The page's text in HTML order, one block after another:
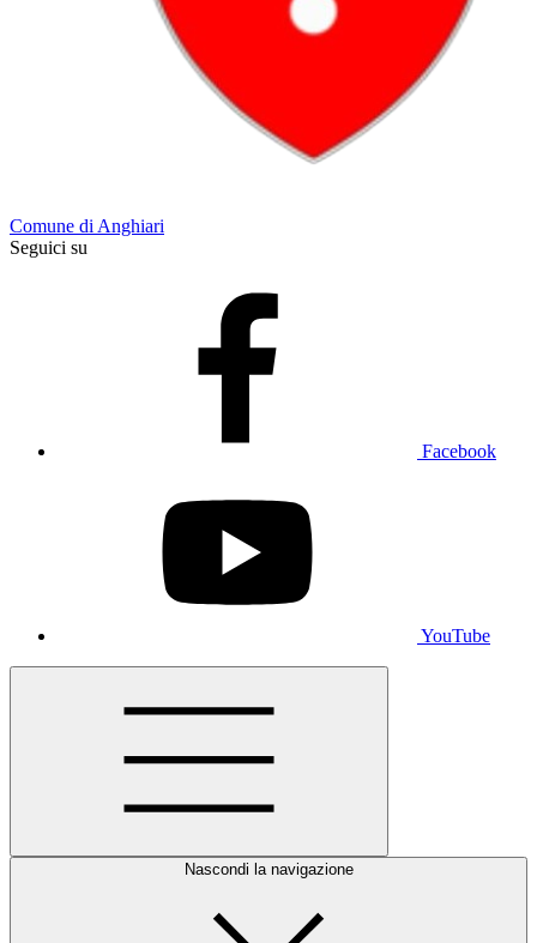
Comune di Anghiari
Seguici su
Facebook
YouTube
Nascondi la navigazione